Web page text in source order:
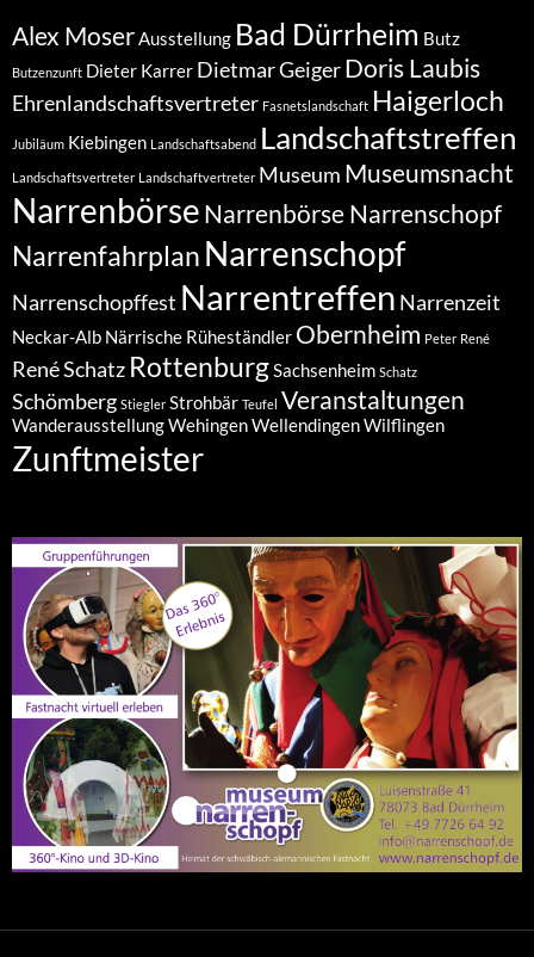
Alex MoserAusstellung Bad Dürrheim Butz
Butzenzunft Dieter Karrer Dietmar GeigerDoris Laubis
Ehrenlandschaftsvertreter Fasnetslandschaft Haigerloch
Jubiläum Kiebingen Landschaftsabend Landschaftstreffen
Landschaftsvertreter Landschaftvertreter Museum Museumsnacht
Narrenbörse Narrenbörse Narrenschopf
Narrenfahrplan Narrenschopf
Narrenschopffest Narrentreffen Narrenzeit
Neckar-Alb Närrische Rüheständler Obernheim Peter René
René Schatz RottenburgSachsenheim Schatz
Schömberg Stiegler Strohbär Teufel Veranstaltungen
WanderausstellungWehingenWellendingenWilflingen
Zunftmeister